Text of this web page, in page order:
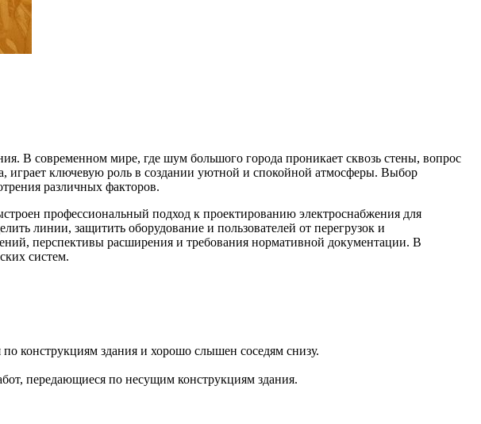
В современном мире, где шум большого города проникает сквозь стены, вопрос
играет ключевую роль в создании уютной и спокойной атмосферы. Выбор
различных факторов.
профессиональный подход к проектированию электроснабжения для
линии, защитить оборудование и пользователей от перегрузок и
перспективы расширения и требования нормативной документации. В
систем.
конструкциям здания и хорошо слышен соседям снизу.
передающиеся по несущим конструкциям здания.